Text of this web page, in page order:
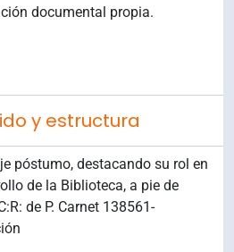
documental propia.
y estructura
póstumo, destacando su rol en
de la Biblioteca, a pie de
de P. Carnet 138561-